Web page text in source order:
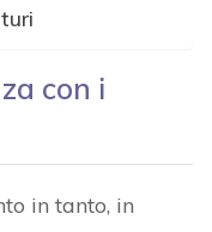
con i
in tanto, in